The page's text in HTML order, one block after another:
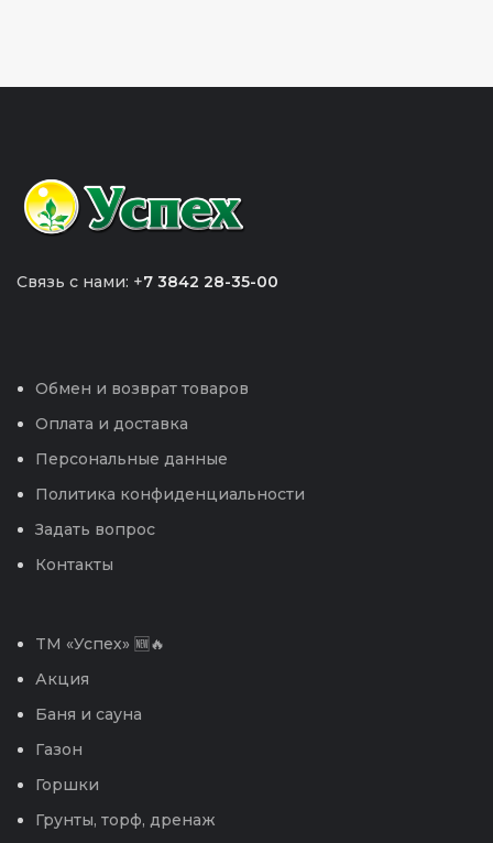
Связь с нами: +7 3842 28-35-00
Обмен и возврат товаров
Оплата и доставка
Персональные данные
Политика конфиденциальности
Задать вопрос
Контакты
TM «Успех» 🆕🔥
Акция
Баня и сауна
Газон
Горшки
Грунты, торф, дренаж